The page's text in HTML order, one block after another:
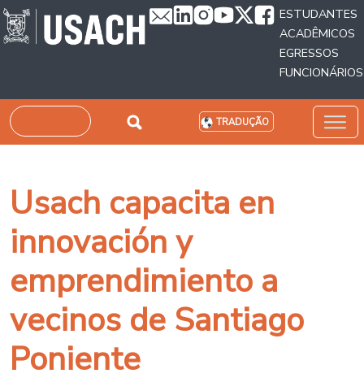
Passar para o conteúdo principal
ESTUDANTES
ACADÊMICOS
EGRESSOS
FUNCIONÁRIOS
Pesquisar TRADUÇÃO
Usach capacita en
innovación y
emprendimiento a
vecinos de Santiago
Poniente